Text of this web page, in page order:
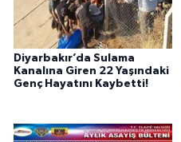
Diyarbakır’da Sulama
Kanalına Giren 22 Yaşındaki
Genç Hayatını Kaybetti!